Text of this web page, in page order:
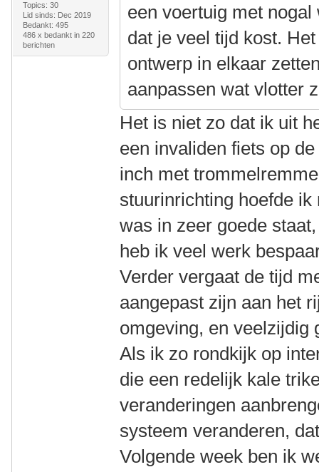
Topics: 30
Lid sinds: Dec 2019
Bedankt: 495
486 x bedankt in 220
berichten
een voertuig met
dat je veel tijd kost.
ontwerp in elkaar
aanpassen wat vlotter
Het is niet zo dat ik uit
een invaliden fiets op
inch met
stuurinrichting hoefde
was in zeer goede
heb ik veel werk
Verder vergaat de tijd
aangepast zijn aan het
omgeving, en veelzijdig
Als ik zo rondkijk op
die een redelijk kale
veranderingen
systeem veranderen,
Volgende week ben ik